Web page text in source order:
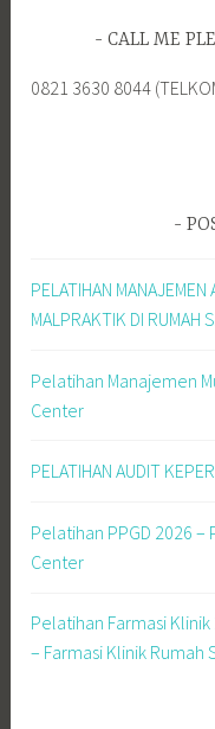
CALL ME
0821 3630 8044
PELATIHAN
MALPRAKTIK DI RUMAH
Pelatihan Manajemen
Center
PELATIHAN AUDIT
Pelatihan PPGD 2026
Center
Pelatihan Farmasi
– Farmasi Klinik Rumah